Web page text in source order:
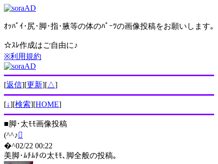
ｵｯﾊﾟｲ･尻･脚･指･腋等の体のﾊﾟｰﾂの画像投稿をお願いします｡
☆ｽﾚ作成はご自由に♪
※利用規約
[返信][更新][△]
[↓][検索][HOME]
■脚･太ﾓﾓ画像投稿
(^^♪
�^02/22 00:22
美脚･ﾑﾁﾑﾁの太ﾓﾓ､脚全般の投稿｡